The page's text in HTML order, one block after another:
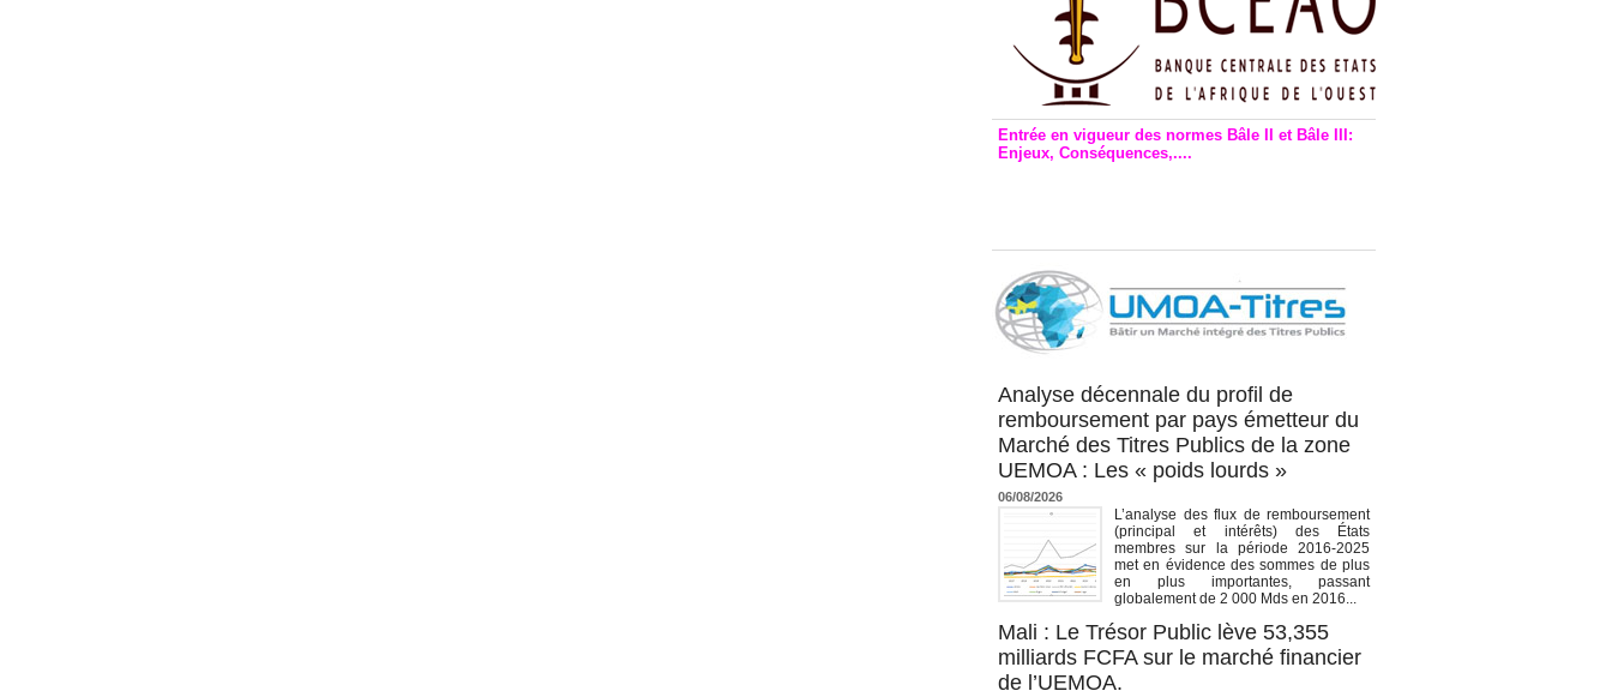
Entrée en vigueur des normes Bâle II et Bâle III:
Enjeux, Conséquences,....
Analyse décennale du profil de
remboursement par pays émetteur du
Marché des Titres Publics de la zone
UEMOA : Les « poids lourds »
06/08/2026
L’analyse des flux de remboursement
(principal et intérêts) des États
membres sur la période 2016-2025
met en évidence des sommes de plus
en plus importantes, passant
globalement de 2 000 Mds en 2016...
Mali : Le Trésor Public lève 53,355
milliards FCFA sur le marché financier
de l’UEMOA.